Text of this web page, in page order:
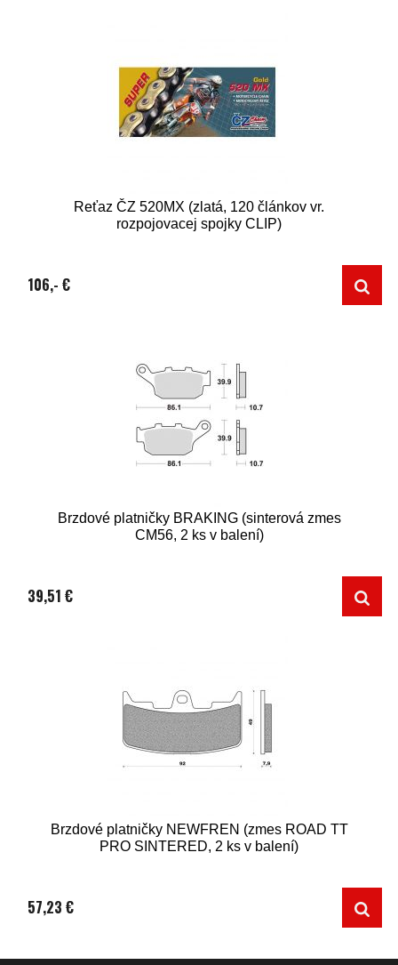
Reťaz ČZ 520MX (zlatá, 120 článkov vr.
rozpojovacej spojky CLIP)
106,- €
Brzdové platničky BRAKING (sinterová zmes
CM56, 2 ks v balení)
39,51 €
Brzdové platničky NEWFREN (zmes ROAD TT
PRO SINTERED, 2 ks v balení)
57,23 €